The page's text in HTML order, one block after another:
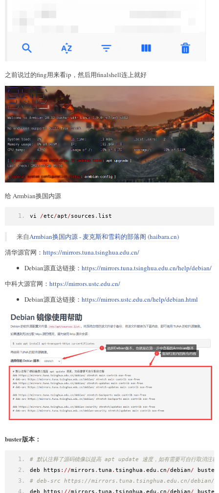
之前说过的fing用来看ip，然后用finalshell连上就好
给 Armbian换国内源
vi /etc/apt/sources . list
来自Armbian换国内源 - 麦克斯和雪莉的部落阁 (haibara.cn)
清华源官网： https://mirrors.tuna.tsinghua.edu.cn/
Debian源直达链接： https://mirrors.tuna.tsinghua.edu.cn/help/debian/
中科大源官网： https://mirrors.ustc.edu.cn/
Debian源直达链接： https://mirrors.ustc.edu.cn/help/debian.html
buster版本：
# 默认注释了源码镜像以提高 apt update 速度，如有需要可自行取消注释
deb https ://mirrors . tuna . tsinghua . edu . cn/debian/
# deb-src https://mirrors.tuna.tsinghua.edu.cn/debian/